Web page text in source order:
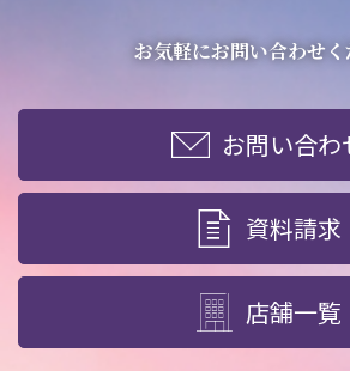
お気軽にお問い合わせ
お問い合わ
資料請求
店舗一覧